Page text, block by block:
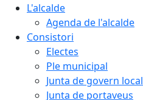
L'alcalde
Agenda de l'alcalde
Consistori
Electes
Ple municipal
Junta de govern local
Junta de portaveus